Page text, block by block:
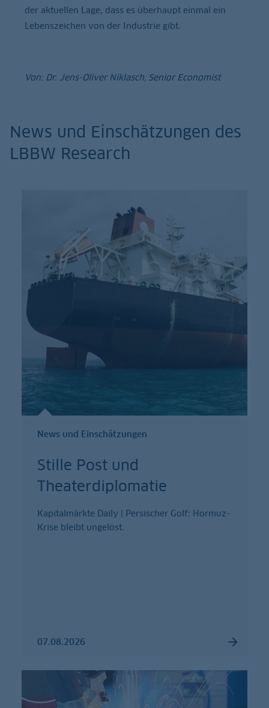
der aktuellen Lage, dass es überhaupt einmal ein
Lebenszeichen von der Industrie gibt.
Von: Dr. Jens-Oliver Niklasch, Senior Economist
News und Einschätzungen des
LBBW Research
News und Einschätzungen
Stille Post und
Theaterdiplomatie
Kapitalmärkte Daily | Persischer Golf: Hormuz-
Krise bleibt ungelöst.
07.08.2026